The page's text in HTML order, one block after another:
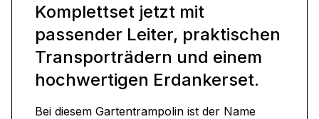
Komplettset jetzt mit
passender Leiter, praktischen
Transporträdern und einem
hochwertigen Erdankerset.
Bei diesem Gartentrampolin ist der Name